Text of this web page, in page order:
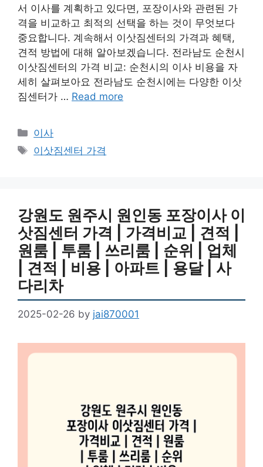
서 이사를 계획하고 있다면, 포장이사와 관련된 가
격을 비교하고 최적의 선택을 하는 것이 무엇보다
중요합니다. 계속해서 이삿짐센터의 가격과 혜택,
견적 방법에 대해 알아보겠습니다. 전라남도 순천시
이삿짐센터의 가격 비교: 순천시의 이사 비용을 자
세히 살펴보아요 전라남도 순천시에는 다양한 이삿
짐센터가 … Read more
Categories
이사
Tags
이삿짐센터 가격
강원도 원주시 원인동 포장이사 이
삿짐센터 가격 | 가격비교 | 견적 |
원룸 | 투룸 | 쓰리룸 | 순위 | 업체
| 견적 | 비용 | 아파트 | 용달 | 사
다리차
2025-02-26 by jai870001